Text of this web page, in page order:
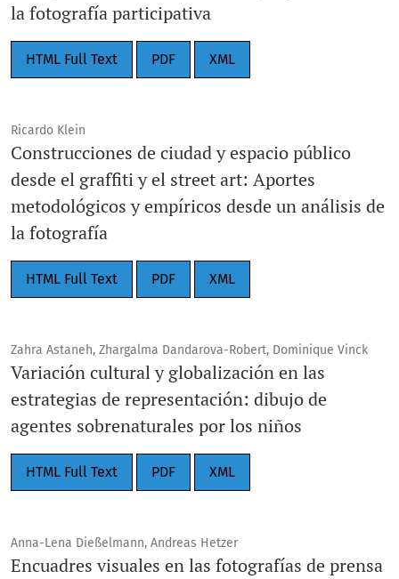
la fotografía participativa
HTML Full Text PDF XML
Ricardo Klein
Construcciones de ciudad y espacio público
desde el graffiti y el street art: Aportes
metodológicos y empíricos desde un análisis de
la fotografía
HTML Full Text PDF XML
Zahra Astaneh, Zhargalma Dandarova-Robert, Dominique Vinck
Variación cultural y globalización en las
estrategias de representación: dibujo de
agentes sobrenaturales por los niños
HTML Full Text PDF XML
Anna-Lena Dießelmann, Andreas Hetzer
Encuadres visuales en las fotografías de prensa